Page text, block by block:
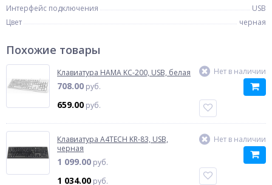
Интерфейс подключения
USB
Цвет
черная
Похожие товары
Клавиатура HAMA KC-200, USB, белая
708.00 руб.
659.00 руб.
Нет в наличии
Клавиатура A4TECH KR-83, USB,
черная
1 099.00 руб.
1 034.00 руб.
Нет в наличии